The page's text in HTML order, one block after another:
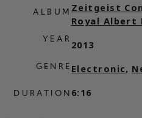
ALBUM
YEAR
GENRE
DURATION
Zeitgeist
Royal Albert
2013
Electronic,
6:16